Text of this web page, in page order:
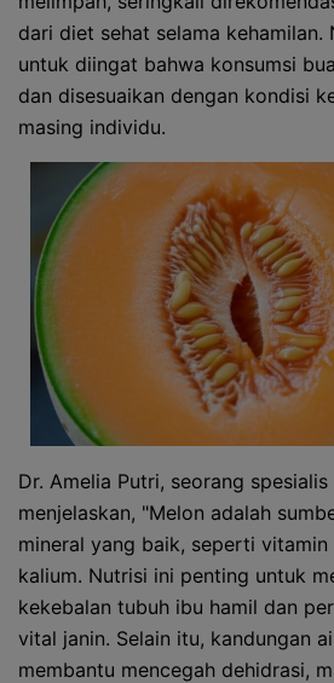
dari diet sehat selama kehamilan.
untuk diingat bahwa konsumsi
dan disesuaikan dengan kondisi
masing individu.
Dr. Amelia Putri, seorang spesialis
menjelaskan, "Melon adalah
mineral yang baik, seperti vitamin
kalium. Nutrisi ini penting untuk
kekebalan tubuh ibu hamil dan
vital janin. Selain itu, kandungan
membantu mencegah dehidrasi,